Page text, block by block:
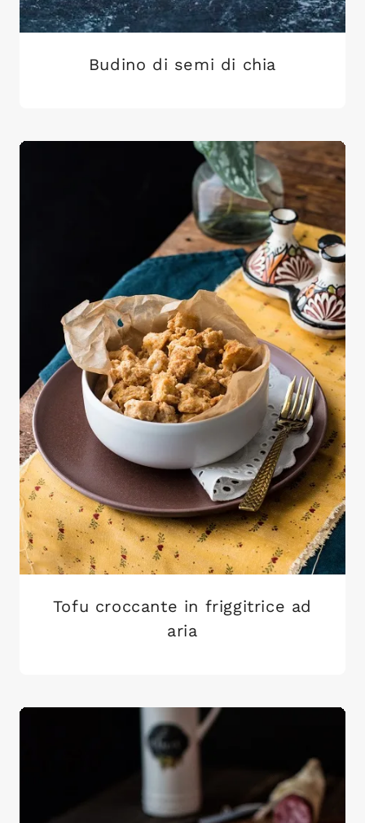
Budino di semi di chia
Tofu croccante in friggitrice ad
aria